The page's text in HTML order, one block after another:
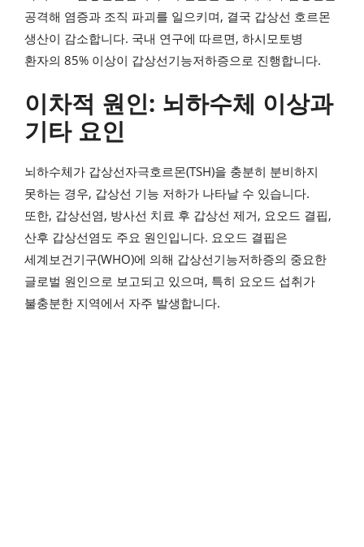
공격해 염증과 조직 파괴를 일으키며, 결국 갑상선 호르몬
생산이 감소합니다. 국내 연구에 따르면, 하시모토병
환자의 85% 이상이 갑상선기능저하증으로 진행합니다.
이차적 원인: 뇌하수체 이상과
기타 요인
뇌하수체가 갑상선자극호르몬(TSH)을 충분히 분비하지
못하는 경우, 갑상선 기능 저하가 나타날 수 있습니다.
또한, 갑상선염, 방사선 치료 후 갑상선 제거, 요오드 결핍,
산후 갑상선염도 주요 원인입니다. 요오드 결핍은
세계보건기구(WHO)에 의해 갑상선기능저하증의 중요한
글로벌 원인으로 보고되고 있으며, 특히 요오드 섭취가
불충분한 지역에서 자주 발생합니다.